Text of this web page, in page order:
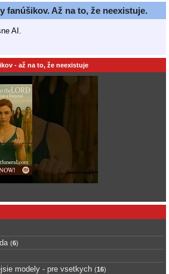
fanúšikov. Až na to, že neexistuje.
AI.
- až na to, že neexistuje
(6)
modely - pre vsetkych (16)